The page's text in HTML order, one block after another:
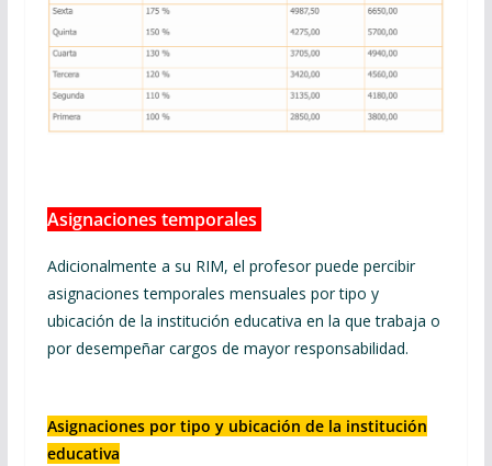
Asignaciones temporales
Adicionalmente a su RIM, el profesor puede percibir
asignaciones temporales mensuales por tipo y
ubicación de la institución educativa en la que trabaja o
por desempeñar cargos de mayor responsabilidad.
Asignaciones por tipo y ubicación de la institución
educativa